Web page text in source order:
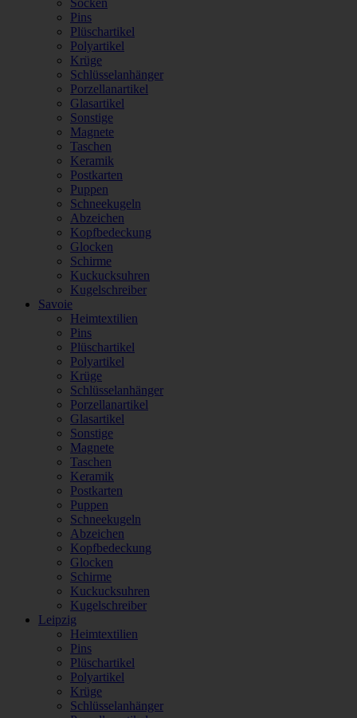
Socken
Pins
Plüschartikel
Polyartikel
Krüge
Schlüsselanhänger
Porzellanartikel
Glasartikel
Sonstige
Magnete
Taschen
Keramik
Postkarten
Puppen
Schneekugeln
Abzeichen
Kopfbedeckung
Glocken
Schirme
Kuckucksuhren
Kugelschreiber
Savoie
Heimtextilien
Pins
Plüschartikel
Polyartikel
Krüge
Schlüsselanhänger
Porzellanartikel
Glasartikel
Sonstige
Magnete
Taschen
Keramik
Postkarten
Puppen
Schneekugeln
Abzeichen
Kopfbedeckung
Glocken
Schirme
Kuckucksuhren
Kugelschreiber
Leipzig
Heimtextilien
Pins
Plüschartikel
Polyartikel
Krüge
Schlüsselanhänger